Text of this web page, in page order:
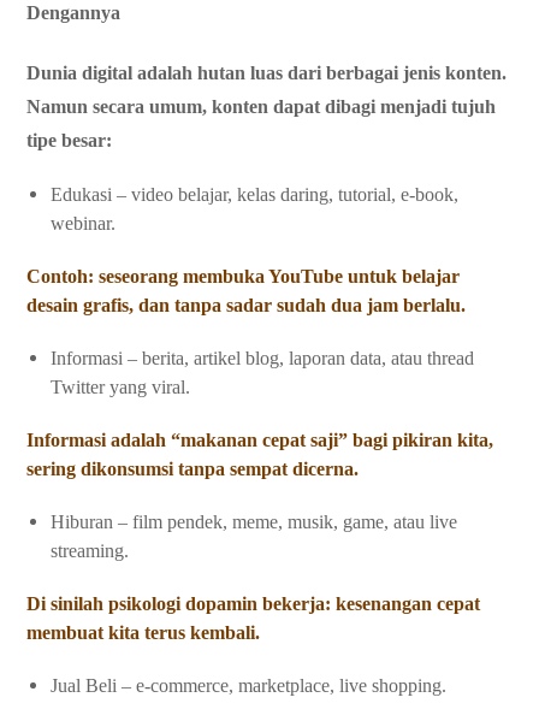
Dengannya
Dunia digital adalah hutan luas dari berbagai jenis konten.
Namun secara umum, konten dapat dibagi menjadi tujuh
tipe besar:
Edukasi – video belajar, kelas daring, tutorial, e-book,
webinar.
Contoh: seseorang membuka YouTube untuk belajar
desain grafis, dan tanpa sadar sudah dua jam berlalu.
Informasi – berita, artikel blog, laporan data, atau thread
Twitter yang viral.
Informasi adalah “makanan cepat saji” bagi pikiran kita,
sering dikonsumsi tanpa sempat dicerna.
Hiburan – film pendek, meme, musik, game, atau live
streaming.
Di sinilah psikologi dopamin bekerja: kesenangan cepat
membuat kita terus kembali.
Jual Beli – e-commerce, marketplace, live shopping.